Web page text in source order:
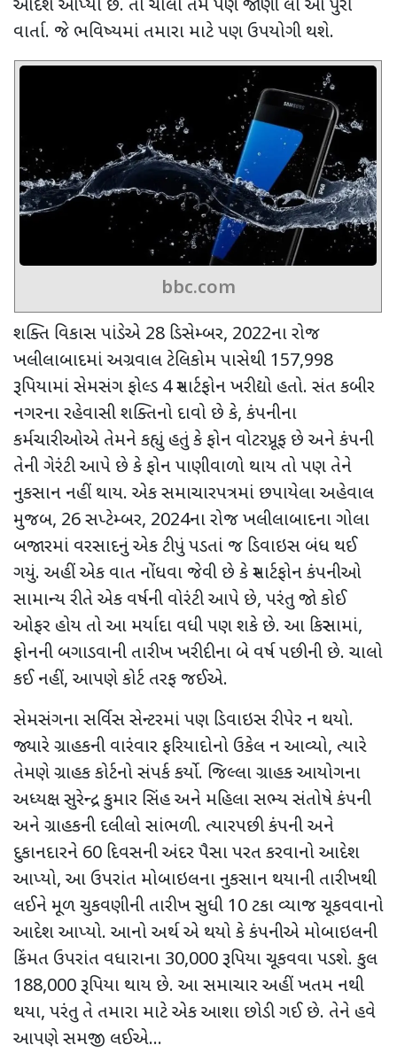
આદેશ આપ્યો છે. તો ચાલો તમે પણ જાણી લો આ પુરી
વાર્તા. જે ભવિષ્યમાં તમારા માટે પણ ઉપયોગી થશે.
bbc.com
શક્તિ વિકાસ પાંડેએ 28 ડિસેમ્બર, 2022ના રોજ
ખલીલાબાદમાં અગ્રવાલ ટેલિકોમ પાસેથી 157,998
રૂપિયામાં સેમસંગ ફોલ્ડ 4સ્માર્ટફોન ખરીદ્યો હતો. સંત કબીર
નગરના રહેવાસી શક્તિનો દાવો છે કે, કંપનીના
કર્મચારીઓએ તેમને કહ્યું હતું કે ફોન વોટરપ્રૂફ છે અને કંપની
તેની ગેરંટી આપે છે કે ફોન પાણીવાળો થાય તો પણ તેને
નુકસાન નહીં થાય. એક સમાચારપત્રમાં છપાયેલા અહેવાલ
મુજબ, 26સપ્ટેમ્બર, 2024ના રોજ ખલીલાબાદના ગોલા
બજારમાં વરસાદનું એક ટીપું પડતાં જ ડિવાઇસ બંધ થઈ
ગયું. અહીં એક વાત નોંધવા જેવી છે કે સ્માર્ટફોન કંપનીઓ
સામાન્ય રીતે એક વર્ષની વોરંટી આપે છે, પરંતુ જો કોઈ
ઓફર હોય તો આ મર્યાદા વધી પણ શકે છે. આ કિસ્સામાં,
ફોનની બગાડવાની તારીખ ખરીદીના બે વર્ષ પછીની છે. ચાલો
કઈ નહીં, આપણે કોર્ટ તરફ જઈએ.
સેમસંગના સર્વિસ સેન્ટરમાં પણ ડિવાઇસ રીપેર ન થયો.
જ્યારે ગ્રાહકની વારંવાર ફરિયાદોનો ઉકેલ ન આવ્યો, ત્યારે
તેમણે ગ્રાહક કોર્ટનો સંપર્ક કર્યો. જિલ્લા ગ્રાહક આયોગના
અધ્યક્ષ સુરેન્દ્ર કુમાર સિંહ અને મહિલા સભ્ય સંતોષે કંપની
અને ગ્રાહકની દલીલો સાંભળી. ત્યારપછી કંપની અને
દુકાનદારને 60 દિવસની અંદર પૈસા પરત કરવાનો આદેશ
આપ્યો, આ ઉપરાંત મોબાઇલના નુકસાન થયાની તારીખથી
લઈને મૂળ ચુકવણીની તારીખ સુધી 10 ટકા વ્યાજ ચૂકવવાનો
આદેશ આપ્યો. આનો અર્થ એ થયો કે કંપનીએ મોબાઇલની
કિંમત ઉપરાંત વધારાના 30,000રૂપિયા ચૂકવવા પડશે. કુલ
188,000રૂપિયા થાય છે. આ સમાચાર અહીં ખતમ નથી
થયા, પરંતુ તે તમારા માટે એક આશા છોડી ગઈ છે. તેને હવે
આપણે સમજી લઈએ...